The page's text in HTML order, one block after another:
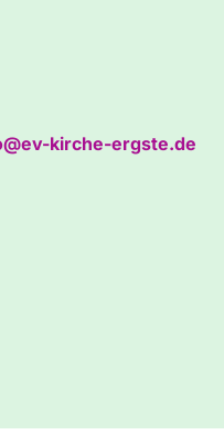
kirche-ergste.de